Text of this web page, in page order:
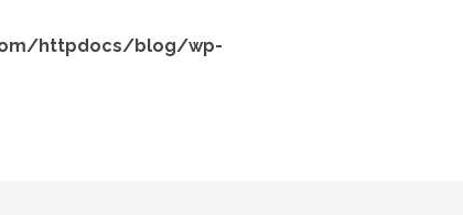
httpdocs/blog/wp-